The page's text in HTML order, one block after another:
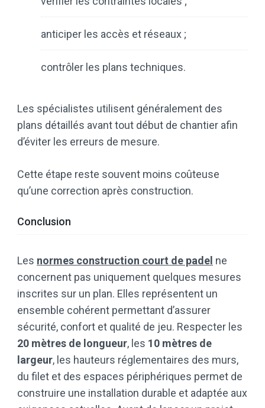
anticiper les accès et réseaux ;
contrôler les plans techniques.
Les spécialistes utilisent généralement des
plans détaillés avant tout début de chantier afin
d’éviter les erreurs de mesure.
Cette étape reste souvent moins coûteuse
qu’une correction après construction.
Conclusion
Les normes construction court de padel ne
concernent pas uniquement quelques mesures
inscrites sur un plan. Elles représentent un
ensemble cohérent permettant d’assurer
sécurité, confort et qualité de jeu. Respecter les
20 mètres de longueur, les 10 mètres de
largeur, les hauteurs réglementaires des murs,
du filet et des espaces périphériques permet de
construire une installation durable et adaptée aux